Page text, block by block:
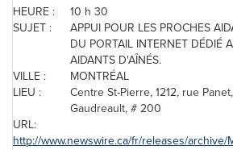
HEURE :
10 h 30
SUJET :
APPUI POUR LES PROCHES
DU PORTAIL INTERNET DÉDIÉ
AIDANTS D'AÎNÉS.
VILLE :
MONTRÉAL
LIEU :
Centre St-Pierre, 1212, rue
Gaudreault, # 200
URL:
http://www.newswire.ca/fr/releases/archive/